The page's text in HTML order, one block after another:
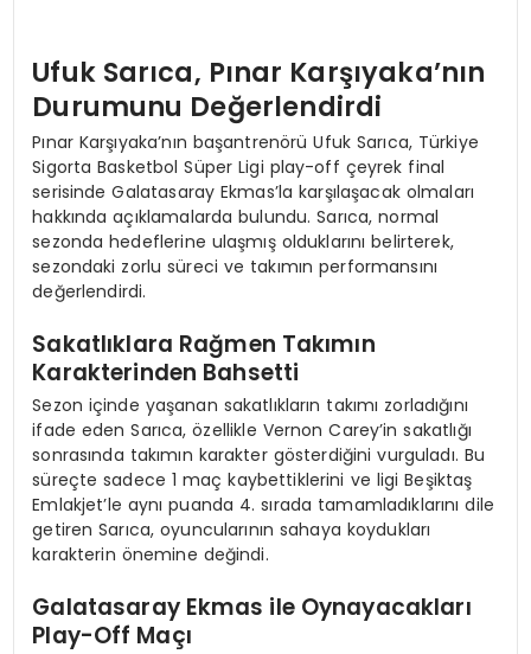
Ufuk Sarıca, Pınar Karşıyaka’nın
Durumunu Değerlendirdi
Pınar Karşıyaka’nın başantrenörü Ufuk Sarıca, Türkiye
Sigorta Basketbol Süper Ligi play-off çeyrek final
serisinde Galatasaray Ekmas’la karşılaşacak olmaları
hakkında açıklamalarda bulundu. Sarıca, normal
sezonda hedeflerine ulaşmış olduklarını belirterek,
sezondaki zorlu süreci ve takımın performansını
değerlendirdi.
Sakatlıklara Rağmen Takımın
Karakterinden Bahsetti
Sezon içinde yaşanan sakatlıkların takımı zorladığını
ifade eden Sarıca, özellikle Vernon Carey’in sakatlığı
sonrasında takımın karakter gösterdiğini vurguladı. Bu
süreçte sadece 1 maç kaybettiklerini ve ligi Beşiktaş
Emlakjet’le aynı puanda 4. sırada tamamladıklarını dile
getiren Sarıca, oyuncularının sahaya koydukları
karakterin önemine değindi.
Galatasaray Ekmas ile Oynayacakları
Play-Off Maçı